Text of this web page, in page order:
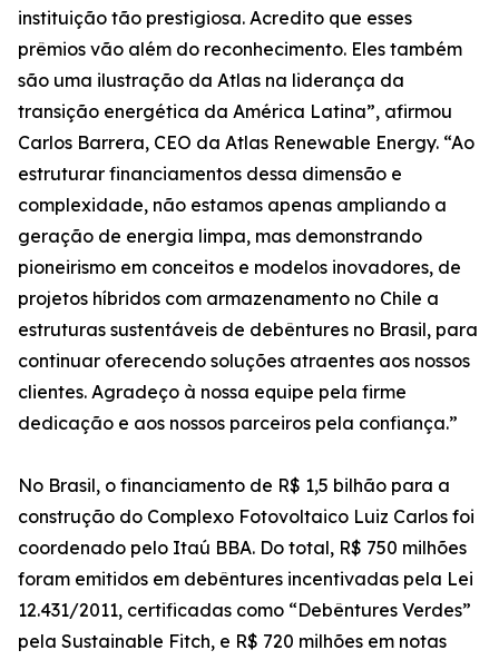
instituição tão prestigiosa. Acredito que esses
prêmios vão além do reconhecimento. Eles também
são uma ilustração da Atlas na liderança da
transição energética da América Latina”, afirmou
Carlos Barrera, CEO da Atlas Renewable Energy. “Ao
estruturar financiamentos dessa dimensão e
complexidade, não estamos apenas ampliando a
geração de energia limpa, mas demonstrando
pioneirismo em conceitos e modelos inovadores, de
projetos híbridos com armazenamento no Chile a
estruturas sustentáveis de debêntures no Brasil, para
continuar oferecendo soluções atraentes aos nossos
clientes. Agradeço à nossa equipe pela firme
dedicação e aos nossos parceiros pela confiança.”
No Brasil, o financiamento de R$ 1,5 bilhão para a
construção do Complexo Fotovoltaico Luiz Carlos foi
coordenado pelo Itaú BBA. Do total, R$ 750 milhões
foram emitidos em debêntures incentivadas pela Lei
12.431/2011, certificadas como “Debêntures Verdes”
pela Sustainable Fitch, e R$ 720 milhões em notas